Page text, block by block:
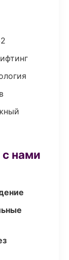
нами